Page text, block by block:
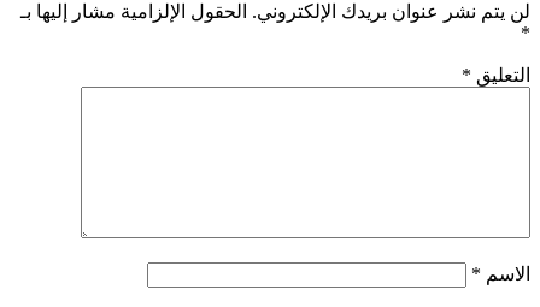
نشر عنوان بريدك الإلكتروني. الحقول الإلزامية مشار إليها بـ
*
*